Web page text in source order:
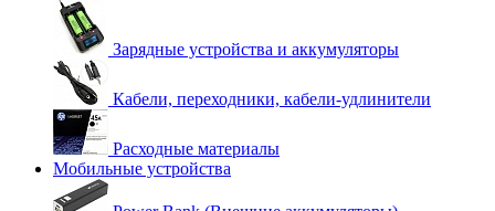
Зарядные устройства и аккумуляторы
Кабели, переходники, кабели-удлинители
Расходные материалы
Мобильные устройства